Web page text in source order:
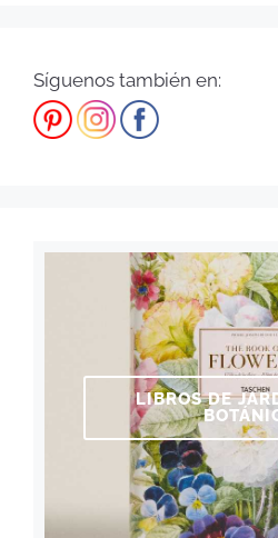
Síguenos también en:
LIBROS DE